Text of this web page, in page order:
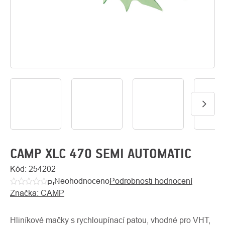
O
CAMP XLC 470 SEMI AUTOMATIC
Kód: 254202
Průměrné
hodnocení
je
NeohodnocenoPodrobnosti hodnocení
Značka: CAMP
Hliníkové mačky s rychloupínací patou, vhodné pro VHT,